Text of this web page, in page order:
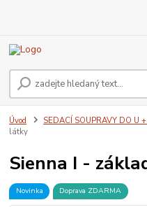
Úvod SEDACÍ SOUPRAVY DO U
látky
Sienna I -
Novinka Doprava ZDARMA